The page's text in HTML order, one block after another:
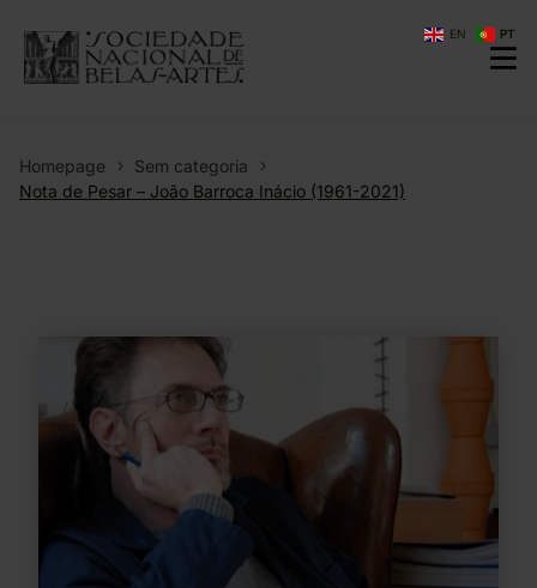
Homepage
Sem categoria
Nota de Pesar – João Barroca Inácio (1961-2021)
EN PT